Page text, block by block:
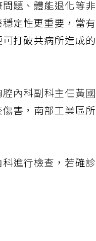
題、體能退化等非
定性更重要，當有
打破共病所造成的
內科副科主任黃國
害，南部工業區所
進行檢查，若確診